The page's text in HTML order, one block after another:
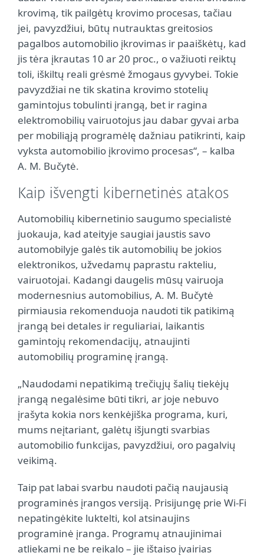
krovimą, tik pailgėtų krovimo procesas, tačiau
jei, pavyzdžiui, būtų nutrauktas greitosios
pagalbos automobilio įkrovimas ir paaiškėtų, kad
jis tėra įkrautas 10 ar 20 proc., o važiuoti reiktų
toli, iškiltų reali grėsmė žmogaus gyvybei. Tokie
pavyzdžiai ne tik skatina krovimo stotelių
gamintojus tobulinti įrangą, bet ir ragina
elektromobilių vairuotojus jau dabar gyvai arba
per mobiliąją programėlę dažniau patikrinti, kaip
vyksta automobilio įkrovimo procesas“, – kalba
A. M. Bučytė.
Kaip išvengti kibernetinės atakos
Automobilių kibernetinio saugumo specialistė
juokauja, kad ateityje saugiai jaustis savo
automobilyje galės tik automobilių be jokios
elektronikos, užvedamų paprastu rakteliu,
vairuotojai. Kadangi daugelis mūsų vairuoja
modernesnius automobilius, A. M. Bučytė
pirmiausia rekomenduoja naudoti tik patikimą
įrangą bei detales ir reguliariai, laikantis
gamintojų rekomendacijų, atnaujinti
automobilių programinę įrangą.
„Naudodami nepatikimą trečiųjų šalių tiekėjų
įrangą negalėsime būti tikri, ar joje nebuvo
įrašyta kokia nors kenkėjiška programa, kuri,
mums neįtariant, galėtų išjungti svarbias
automobilio funkcijas, pavyzdžiui, oro pagalvių
veikimą.
Taip pat labai svarbu naudoti pačią naujausią
programinės įrangos versiją. Prisijungę prie Wi-Fi
nepatingėkite luktelti, kol atsinaujins
programinė įranga. Programų atnaujinimai
atliekami ne be reikalo – jie ištaiso įvairias